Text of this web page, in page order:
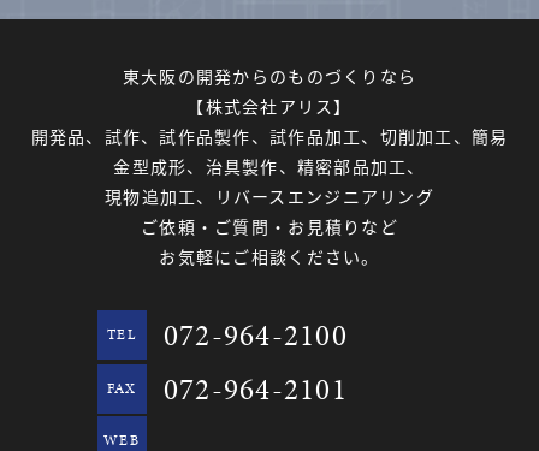
東大阪の開発からのものづくりなら
【株式会社アリス】
開発品、試作、試作品製作、試作品加工、切削加工、簡易
金型成形、治具製作、精密部品加工、
現物追加工、リバースエンジニアリング
ご依頼・ご質問・お見積りなど
お気軽にご相談ください。
TEL 072-964-2100
FAX 072-964-2101
WEB